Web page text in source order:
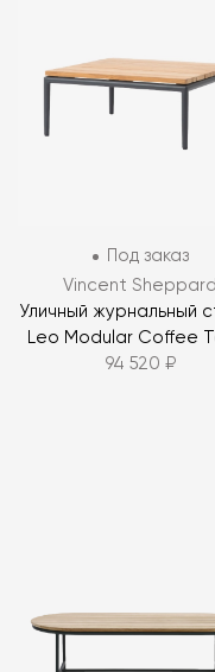
Под заказ
Vincent Sheppard
Уличный журнальный
Leo Modular Coffee
94 520 ₽